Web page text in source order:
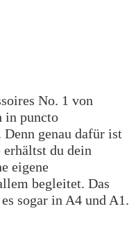
No. 1 von
in puncto
genau dafür ist
erhältst du dein
eigene
begleitet. Das
sogar in A4 und A1.